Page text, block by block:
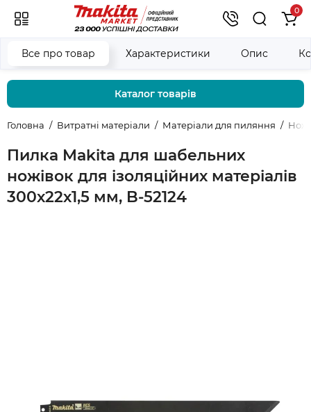
0
Каталог товарів
Головна Витратні матеріали Матеріали для пиляння
Пилка Makita для шабельних
ножівок для ізоляційних матеріалів
300х22х1,5 мм, B-52124
Все про товар Характеристики Опис